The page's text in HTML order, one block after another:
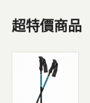
超特價商品